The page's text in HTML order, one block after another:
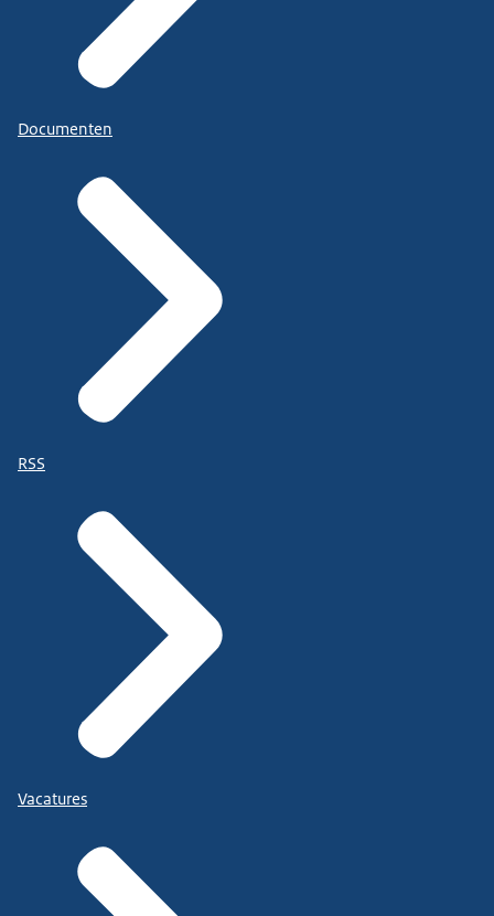
Documenten
RSS
Vacatures